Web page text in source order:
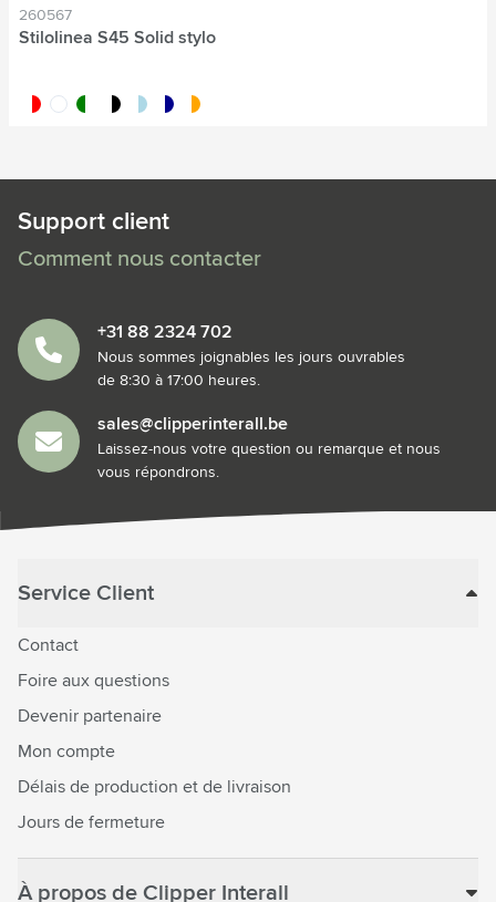
260567
Stilolinea S45 Solid stylo
blanc/rouge
blancblanc/vertblanc/noirblanc/bleu clair
blanc/bleu foncé
blanc/orange
Support client
Comment nous contacter
+31 88 2324 702
Nous sommes joignables les jours ouvrables
de 8:30 à 17:00 heures.
sales@clipperinterall.be
Laissez-nous votre question ou remarque et nous
vous répondrons.
Service Client
Contact
Foire aux questions
Devenir partenaire
Mon compte
Délais de production et de livraison
Jours de fermeture
À propos de Clipper Interall